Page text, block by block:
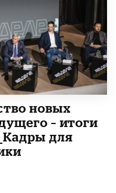
новых
– итоги
для